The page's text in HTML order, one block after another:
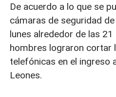
De acuerdo a lo que se
cámaras de seguridad
lunes alrededor de las
hombres lograron cortar
telefónicas en el ingreso
Leones.